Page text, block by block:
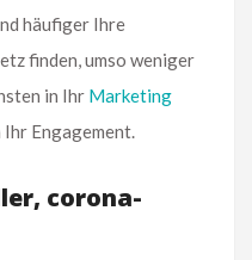
häufiger Ihre
finden, umso weniger
in Ihr Marketing
Engagement.
corona-